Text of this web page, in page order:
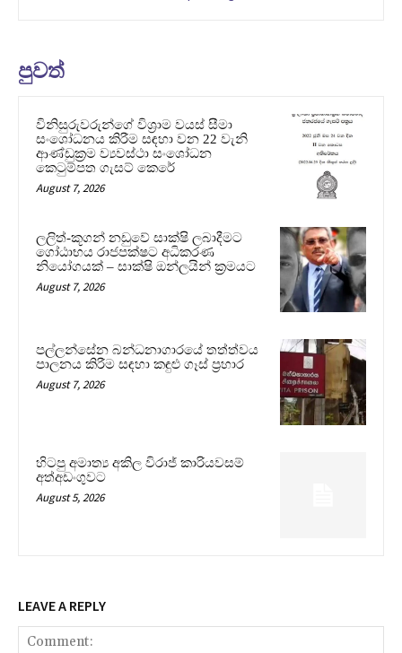
පුවත්
විනිසුරුවරුන්ගේ විශ්‍රාම වයස් සීමා
සංශෝධනය කිරීම සඳහා වන 22 වැනි
ආණ්ඩුක්‍රම ව්‍යවස්ථා සංශෝධන
කෙටුම්පත ගැසට් කෙරේ
August 7, 2026
ලලිත්-කූගන් නඩුවේ සාක්ෂි ලබාදීමට
ගෝඨාභය රාජපක්ෂට අධිකරණ
නියෝගයක් – සාක්ෂි ඔන්ලයින් ක්‍රමයට
August 7, 2026
පල්ලන්සේන බන්ධනාගාරයේ තත්ත්වය
පාලනය කිරීම සඳහා කඳුළු ගෑස් ප්‍රහාර
August 7, 2026
හිටපු අමාත්‍ය අකිල විරාජ් කාරියවසම්
අත්අඩංගුවට
August 5, 2026
LEAVE A REPLY